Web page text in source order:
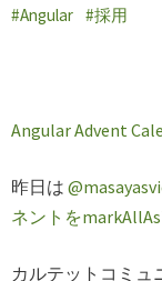
#Angular #採用
Angular Advent
昨日は
ネントを
カルテットコミュ